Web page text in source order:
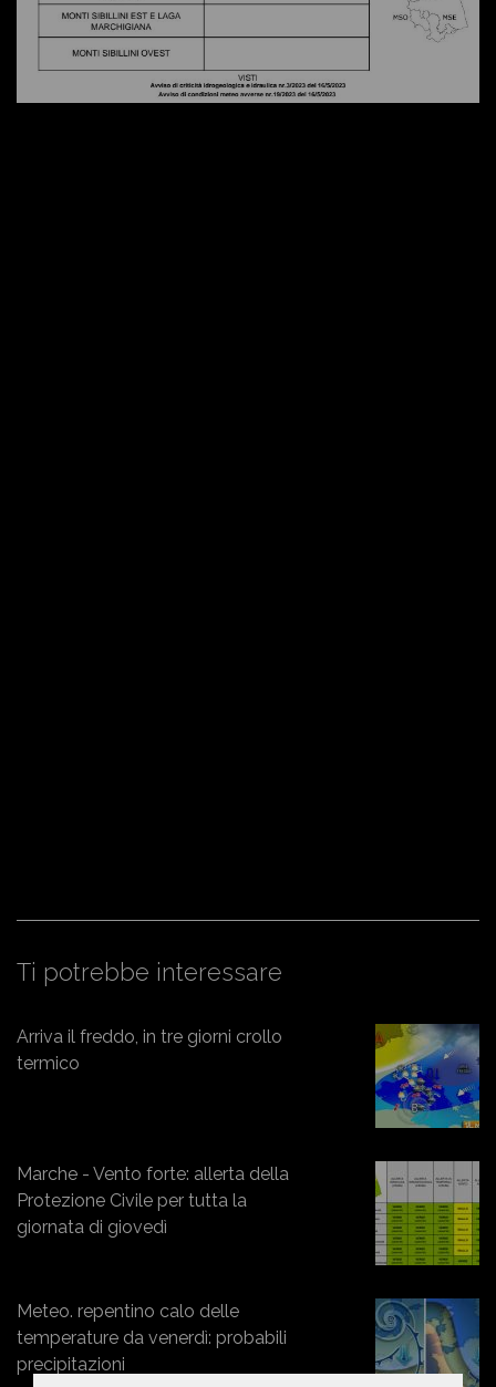
Ti potrebbe interessare
Arriva il freddo, in tre giorni crollo
termico
Marche - Vento forte: allerta della
Protezione Civile per tutta la
giornata di giovedì
Meteo. repentino calo delle
temperature da venerdì: probabili
precipitazioni